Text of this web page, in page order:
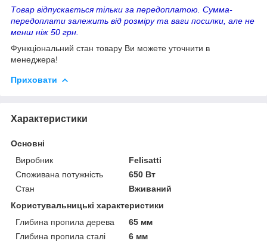
Товар відпускається тільки за передоплатою. Сумма-
передоплати залежить від розміру та ваги посилки, але не
менш ніж 50 грн.
Функціональний стан товару Ви можете уточнити в
менеджера!
Приховати
Характеристики
Основні
Виробник
Felisatti
Споживана потужність
650 Вт
Стан
Вживаний
Користувальницькі характеристики
Глибина пропила дерева
65 мм
Глибина пропила сталі
6 мм